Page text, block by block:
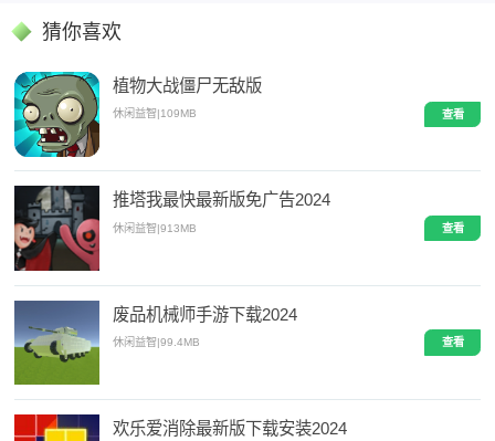
猜你喜欢
植物大战僵尸无敌版
休闲益智 109MB 查看
推塔我最快最新版免广告2024
休闲益智|913MB 查看
废品机械师手游下载2024
休闲益智|99.4MB 查看
欢乐爱消除最新版下载安装2024